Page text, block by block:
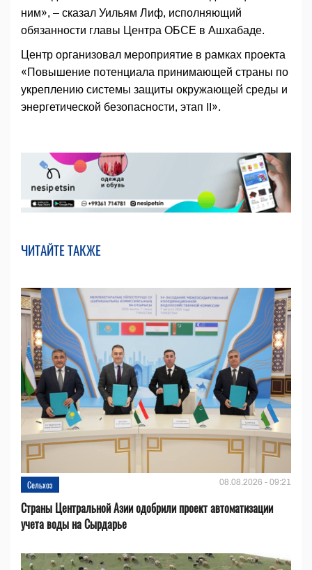
ним», – сказал Уильям Лиф, исполняющий
обязанности главы Центра ОБСЕ в Ашхабаде.
Центр организовал мероприятие в рамках проекта
«Повышение потенциала принимающей страны по
укреплению системы защиты окружающей среды и
энергетической безопасности, этап II».
ЧИТАЙТЕ ТАКЖЕ
Сельхоз 08.08.2026 - 09:21
Страны Центральной Азии одобрили проект автоматизации
учета воды на Сырдарье